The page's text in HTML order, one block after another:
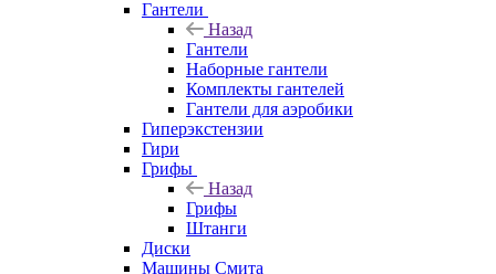
Гантели
Назад
Гантели
Наборные гантели
Комплекты гантелей
Гантели для аэробики
Гиперэкстензии
Гири
Грифы
Назад
Грифы
Штанги
Диски
Машины Смита